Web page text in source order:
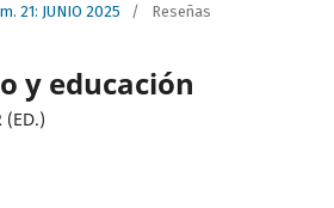
21: JUNIO 2025 / Reseñas
y educación
(ED.)